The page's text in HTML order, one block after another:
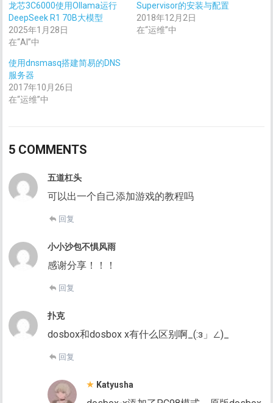
龙芯3C6000使用Ollama运行
DeepSeek R1 70B大模型
2025年1月28日
在“AI”中
Supervisor的安装与配置
2018年12月2日
在“运维”中
使用dnsmasq搭建简易的DNS
服务器
2017年10月26日
在“运维”中
5 COMMENTS
五道杠头
可以出一个自己添加游戏的教程吗
回复
小小沙包不惧风雨
感谢分享！！！
回复
扑克
dosbox和dosbox x有什么区别啊_(:з」∠)_
回复
Katyusha